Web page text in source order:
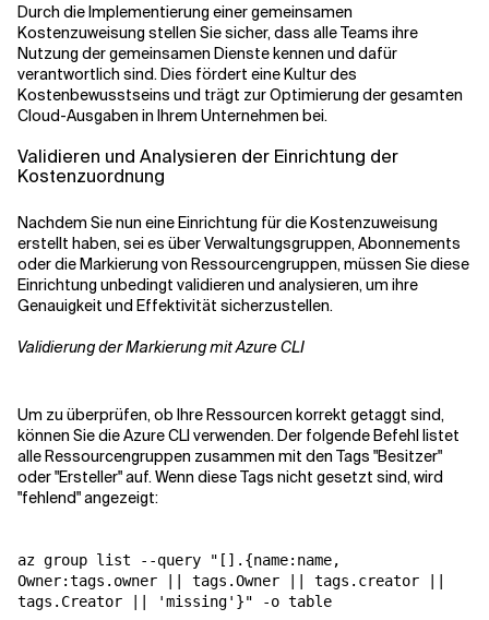
Durch die Implementierung einer gemeinsamen
Kostenzuweisung stellen Sie sicher, dass alle Teams ihre
Nutzung der gemeinsamen Dienste kennen und dafür
verantwortlich sind. Dies fördert eine Kultur des
Kostenbewusstseins und trägt zur Optimierung der gesamten
Cloud-Ausgaben in Ihrem Unternehmen bei.
Validieren und Analysieren der Einrichtung der
Kostenzuordnung
Nachdem Sie nun eine Einrichtung für die Kostenzuweisung
erstellt haben, sei es über Verwaltungsgruppen, Abonnements
oder die Markierung von Ressourcengruppen, müssen Sie diese
Einrichtung unbedingt validieren und analysieren, um ihre
Genauigkeit und Effektivität sicherzustellen.
Validierung der Markierung mit Azure CLI
Um zu überprüfen, ob Ihre Ressourcen korrekt getaggt sind,
können Sie die Azure CLI verwenden. Der folgende Befehl listet
alle Ressourcengruppen zusammen mit den Tags "Besitzer"
oder "Ersteller" auf. Wenn diese Tags nicht gesetzt sind, wird
"fehlend" angezeigt:
az group list --query
"[].{name:name,
Owner:tags.owner || tags.Owner || tags.creator ||
tags.Creator || 'missing'}"
-o table